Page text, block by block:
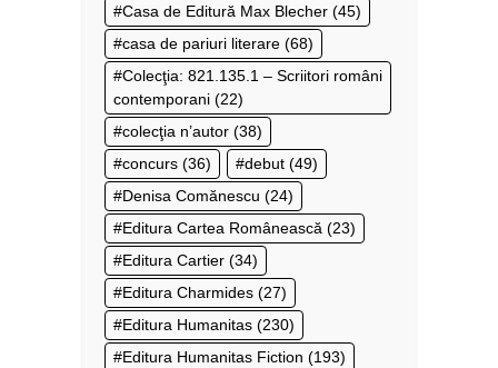
Casa de Editură Max Blecher (45)
casa de pariuri literare (68)
Colecţia: 821.135.1 – Scriitori români
contemporani (22)
colecţia n’autor (38)
concurs (36) debut (49)
Denisa Comănescu (24)
Editura Cartea Românească (23)
Editura Cartier (34)
Editura Charmides (27)
Editura Humanitas (230)
Editura Humanitas Fiction (193)